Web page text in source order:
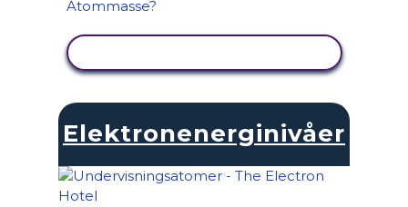
Elektronenerginivåer